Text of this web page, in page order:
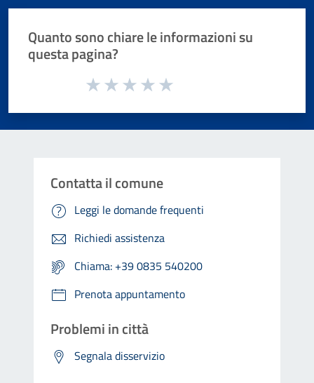
Quanto sono chiare le informazioni su
questa pagina?
Valuta da 1 a 5 stelle la pagina
Contatta il comune
Leggi le domande frequenti
Richiedi assistenza
Chiama: +39 0835 540200
Prenota appuntamento
Problemi in città
Segnala disservizio